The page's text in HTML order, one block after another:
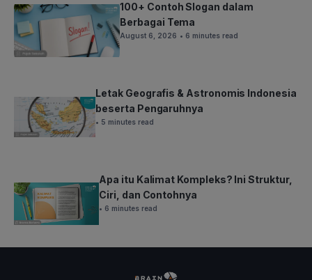
100+ Contoh Slogan dalam
Berbagai Tema
August 6, 2026 • 6 minutes read
Letak Geografis & Astronomis Indonesia
beserta Pengaruhnya
• 5 minutes read
Apa itu Kalimat Kompleks? Ini Struktur,
Ciri, dan Contohnya
• 6 minutes read